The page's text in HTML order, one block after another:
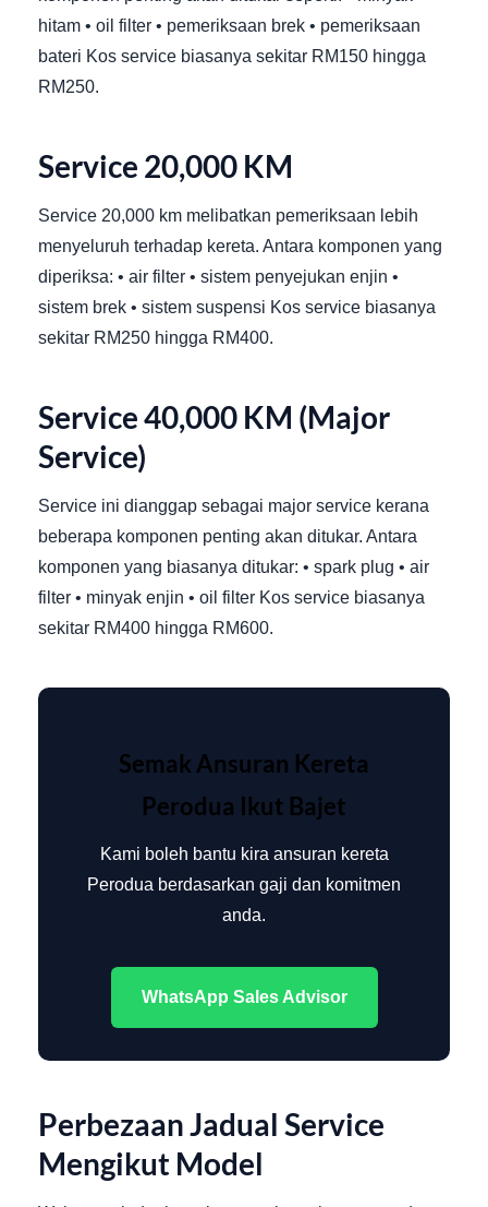
hitam • oil filter • pemeriksaan brek • pemeriksaan
bateri Kos service biasanya sekitar RM150 hingga
RM250.
Service 20,000 KM
Service 20,000 km melibatkan pemeriksaan lebih
menyeluruh terhadap kereta. Antara komponen yang
diperiksa: • air filter • sistem penyejukan enjin •
sistem brek • sistem suspensi Kos service biasanya
sekitar RM250 hingga RM400.
Service 40,000 KM (Major
Service)
Service ini dianggap sebagai major service kerana
beberapa komponen penting akan ditukar. Antara
komponen yang biasanya ditukar: • spark plug • air
filter • minyak enjin • oil filter Kos service biasanya
sekitar RM400 hingga RM600.
Semak Ansuran Kereta
Perodua Ikut Bajet
Kami boleh bantu kira ansuran kereta
Perodua berdasarkan gaji dan komitmen
anda.
WhatsApp Sales Advisor
Perbezaan Jadual Service
Mengikut Model